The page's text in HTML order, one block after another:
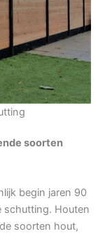
soorten
begin jaren 90
schutting. Houten
soorten hout,